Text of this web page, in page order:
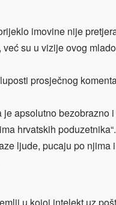
imovine nije
su u vizije ovog
prosječnog
je apsolutno
hrvatskih
ljude, pucaju po njima